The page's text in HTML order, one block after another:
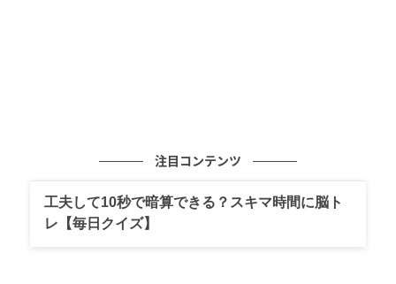
注目コンテンツ
工夫して10秒で暗算できる？スキマ時間に脳ト
レ【毎日クイズ】